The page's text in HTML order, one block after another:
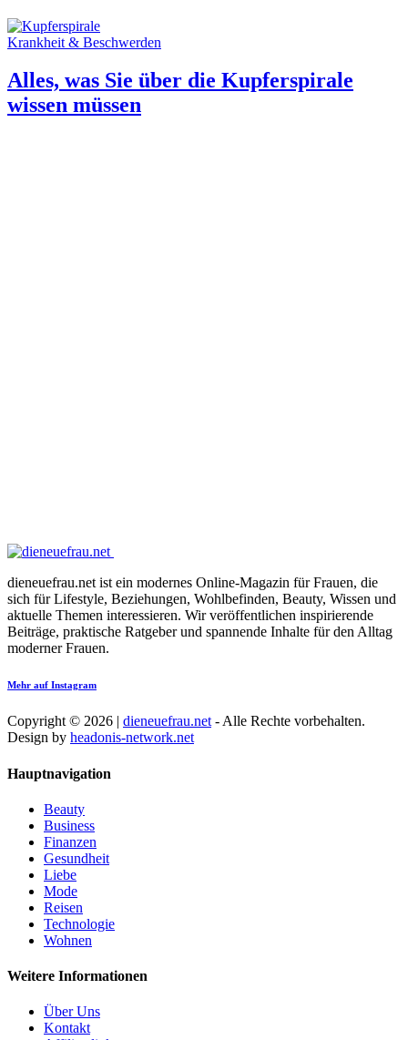
Krankheit & Beschwerden
Alles, was Sie über die Kupferspirale
wissen müssen
dieneuefrau.net ist ein modernes Online-Magazin für Frauen, die
sich für Lifestyle, Beziehungen, Wohlbefinden, Beauty, Wissen und
aktuelle Themen interessieren. Wir veröffentlichen inspirierende
Beiträge, praktische Ratgeber und spannende Inhalte für den Alltag
moderner Frauen.
Mehr auf Instagram
Copyright © 2026 | dieneuefrau.net - Alle Rechte vorbehalten.
Design by headonis-network.net
Hauptnavigation
Beauty
Business
Finanzen
Gesundheit
Liebe
Mode
Reisen
Technologie
Wohnen
Weitere Informationen
Über Uns
Kontakt